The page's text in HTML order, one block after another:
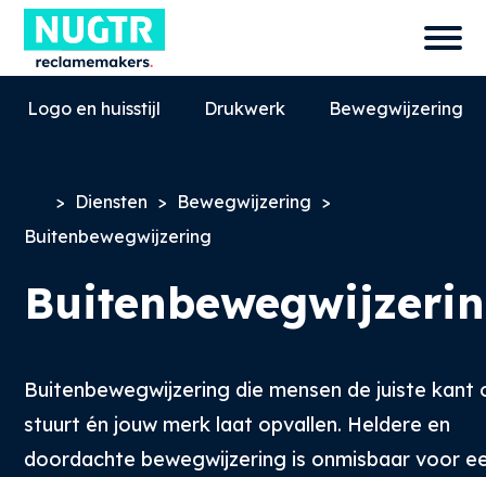
0527-858580
info@nugtr.nl
Ecopark 63, 8305 BJ, Emmeloord
Logo en huisstijl Drukwerk Bewegwijzering
> Diensten > Bewegwijzering >
Buitenbewegwijzering
Buitenbewegwijzering die mensen de juiste kant
stuurt én jouw merk laat opvallen. Heldere en
doordachte bewegwijzering is onmisbaar voor